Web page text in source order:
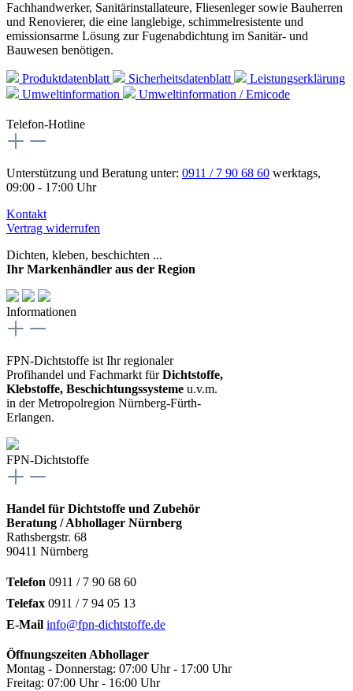
Fachhandwerker, Sanitärinstallateure, Fliesenleger sowie Bauherren
und Renovierer, die eine langlebige, schimmelresistente und
emissionsarme Lösung zur Fugenabdichtung im Sanitär- und
Bauwesen benötigen.
Produktdatenblatt Sicherheitsdatenblatt
Leistungserklärung
Umweltinformation
Umweltinformation / Emicode
Telefon-Hotline
Unterstützung und Beratung unter: 0911 / 7 90 68 60 werktags,
09:00 - 17:00 Uhr
Kontakt
Vertrag widerrufen
Dichten, kleben, beschichten ...
Ihr Markenhändler aus der Region
Informationen
FPN-Dichtstoffe ist Ihr regionaler
Profihandel und Fachmarkt fürDichtstoffe,
Klebstoffe, Beschichtungssysteme u.v.m.
in der Metropolregion Nürnberg-Fürth-
Erlangen.
FPN-Dichtstoffe
Handel für Dichtstoffe und Zubehör
Beratung / Abhollager Nürnberg
Rathsbergstr. 68
90411 Nürnberg
Telefon 0911 / 7 90 68 60
Telefax 0911 / 7 94 05 13
E-Mail info@fpn-dichtstoffe.de
Öffnungszeiten Abhollager
Montag - Donnerstag: 07:00 Uhr - 17:00 Uhr
Freitag: 07:00 Uhr - 16:00 Uhr